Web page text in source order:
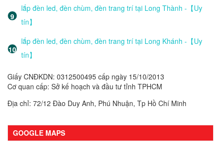
lắp đèn led, đèn chùm, đèn trang trí tại Long Thành -【Uy
tín】
lắp đèn led, đèn chùm, đèn trang trí tại Long Khánh -【Uy
tín】
Giấy CNĐKDN: 0312500495 cấp ngày 15/10/2013
Cơ quan cấp: Sở kế hoạch và đầu tư tỉnh TPHCM
Địa chỉ: 72/12 Đào Duy Anh, Phú Nhuận, Tp Hồ Chí Minh
GOOGLE MAPS